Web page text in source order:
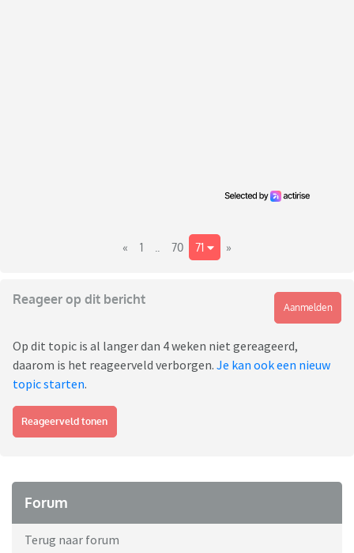
« 1 70 71 »
Reageer op dit bericht
Aanmelden
Op dit topic is al langer dan 4 weken niet gereageerd,
daarom is het reageerveld verborgen. Je kan ook een nieuw
topic starten.
Reageerveld tonen
Forum
Terug naar forum